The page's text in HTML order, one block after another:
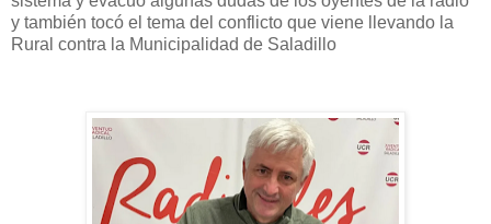
y también tocó el tema del conflicto que viene llevando la
Rural contra la Municipalidad de Saladillo